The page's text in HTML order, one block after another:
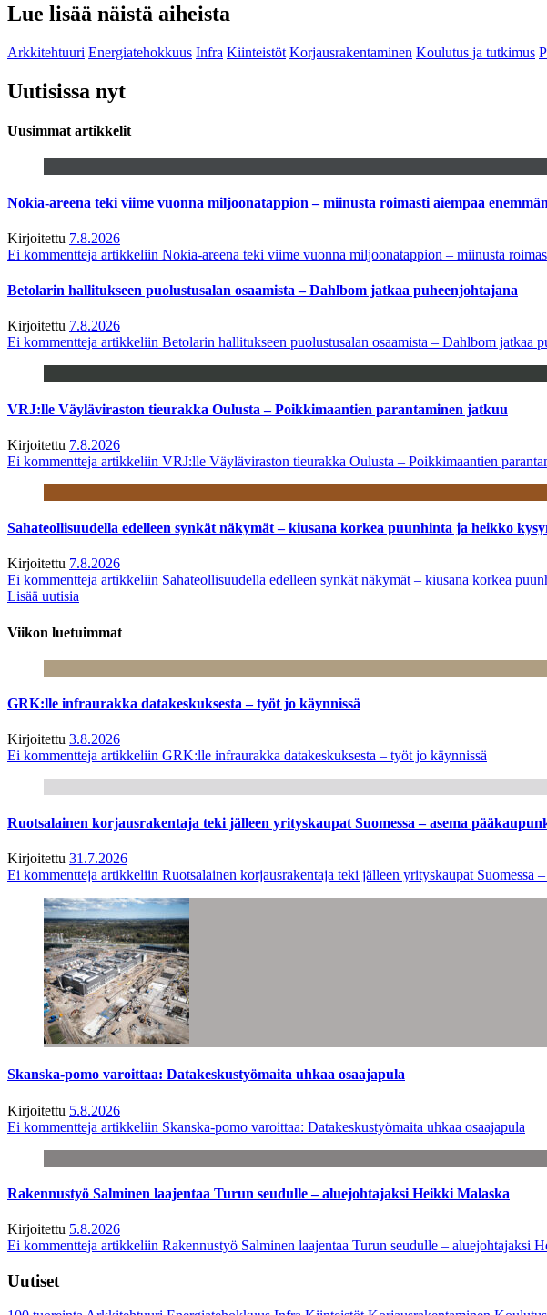
Lue lisää näistä aiheista
Arkkitehtuuri Energiatehokkuus Infra Kiinteistöt Korjausrakentaminen Koulutus ja tutkimus
Uutisissa nyt
Uusimmat artikkelit
Nokia-areena teki viime vuonna miljoonatappion – miinusta roimasti aiempaa enemmän
Kirjoitettu 7.8.2026
Ei kommentteja artikkeliin Nokia-areena teki viime vuonna miljoonatappion – miinusta
Betolarin hallitukseen puolustusalan osaamista – Dahlbom jatkaa puheenjohtajana
Kirjoitettu 7.8.2026
Ei kommentteja artikkeliin Betolarin hallitukseen puolustusalan osaamista – Dahlbom jatkaa
VRJ:lle Väyläviraston tieurakka Oulusta – Poikkimaantien parantaminen jatkuu
Kirjoitettu 7.8.2026
Ei kommentteja artikkeliin VRJ:lle Väyläviraston tieurakka Oulusta – Poikkimaantien
Sahateollisuudella edelleen synkät näkymät – kiusana korkea puunhinta ja heikko
Kirjoitettu 7.8.2026
Ei kommentteja artikkeliin Sahateollisuudella edelleen synkät näkymät – kiusana korkea
Lisää uutisia
Viikon luetuimmat
GRK:lle infraurakka datakeskuksesta – työt jo käynnissä
Kirjoitettu 3.8.2026
Ei kommentteja artikkeliin GRK:lle infraurakka datakeskuksesta – työt jo käynnissä
Ruotsalainen korjausrakentaja teki jälleen yrityskaupat Suomessa – asema
Kirjoitettu 31.7.2026
Ei kommentteja artikkeliin Ruotsalainen korjausrakentaja teki jälleen yrityskaupat Suomessa
Skanska-pomo varoittaa: Datakeskustyömaita uhkaa osaajapula
Kirjoitettu 5.8.2026
Ei kommentteja artikkeliin Skanska-pomo varoittaa: Datakeskustyömaita uhkaa osaajapula
Rakennustyö Salminen laajentaa Turun seudulle – aluejohtajaksi Heikki Malaska
Kirjoitettu 5.8.2026
Ei kommentteja artikkeliin Rakennustyö Salminen laajentaa Turun seudulle – aluejohtajaksi
Uutiset